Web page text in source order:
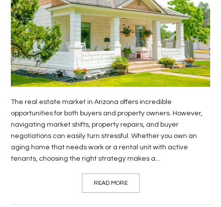
The real estate market in Arizona offers incredible
opportunities for both buyers and property owners. However,
navigating market shifts, property repairs, and buyer
negotiations can easily turn stressful. Whether you own an
aging home that needs work or a rental unit with active
tenants, choosing the right strategy makes a...
READ MORE